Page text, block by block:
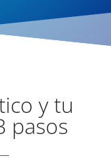
y tu
pasos